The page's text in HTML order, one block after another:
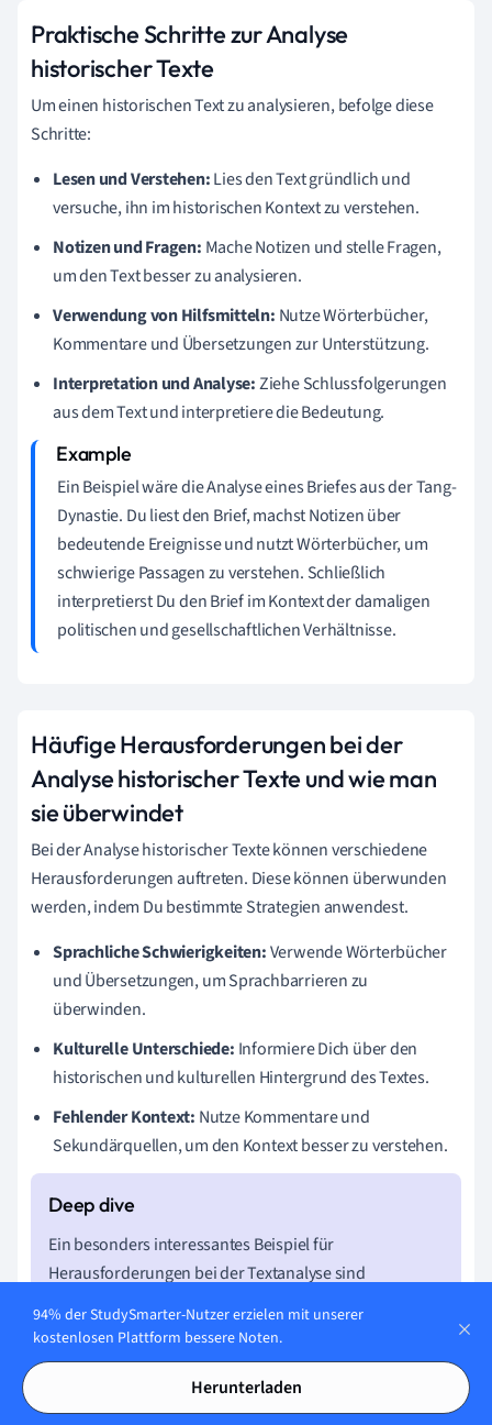
Praktische Schritte zur Analyse
historischer Texte
Um einen historischen Text zu analysieren, befolge diese
Schritte:
Lesen und Verstehen:Lies den Text gründlich und
versuche, ihn im historischen Kontext zu verstehen.
Notizen und Fragen: Mache Notizen und stelle Fragen,
um den Text besser zu analysieren.
Verwendung von Hilfsmitteln: Nutze Wörterbücher,
Kommentare und Übersetzungen zur Unterstützung.
Interpretation und Analyse:Ziehe Schlussfolgerungen
aus dem Text und interpretiere die Bedeutung.
Ein Beispiel wäre die Analyse eines Briefes aus der Tang-
Dynastie. Du liest den Brief, machst Notizen über
bedeutende Ereignisse und nutzt Wörterbücher, um
schwierige Passagen zu verstehen. Schließlich
interpretierst Du den Brief im Kontext der damaligen
politischen und gesellschaftlichen Verhältnisse.
Häufige Herausforderungen bei der
Analyse historischer Texte und wie man
sie überwindet
Bei der Analyse historischer Texte können verschiedene
Herausforderungen auftreten. Diese können überwunden
werden, indem Du bestimmte Strategien anwendest.
Sprachliche Schwierigkeiten:Verwende Wörterbücher
und Übersetzungen, um Sprachbarrieren zu
überwinden.
Kulturelle Unterschiede: Informiere Dich über den
historischen und kulturellen Hintergrund des Textes.
Fehlender Kontext: Nutze Kommentare und
Sekundärquellen, um den Kontext besser zu verstehen.
Ein besonders interessantes Beispiel für
Herausforderungen bei der Textanalyse sind
poetische Sprache und Metaphern, die ohne tiefes
Wissen über die chinesische Kultur und Geschichte
schwer zu verstehen sind. Hier kann es hilfreich sein,
Fachliteratur zu konsultieren und vielleicht sogar den
94% der StudySmarter-Nutzer erzielen mit unserer
kostenlosen Plattform bessere Noten.
Herunterladen